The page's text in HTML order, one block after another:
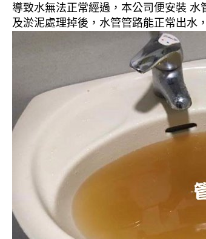
導致水無法正常經過，本公司便安裝
及淤泥處理掉後，水管管路能正常出水